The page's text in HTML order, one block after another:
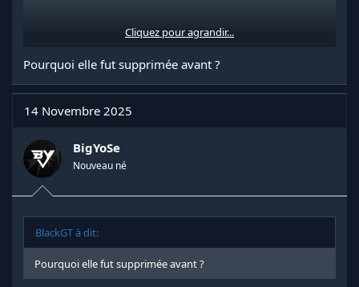
En savoir plus sur cette ressource...
Cliquez pour agrandir...
Pourquoi elle fut supprimée avant ?
14 Novembre 2025
BigYoSe
Nouveau né
BlackGT à dit:
Pourquoi elle fut supprimée avant ?